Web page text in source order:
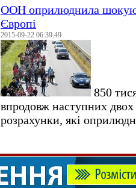
ООН оприлюднила
Європі
2015-09-22 06:39:49
850
впродовж наступних
розрахунки, які